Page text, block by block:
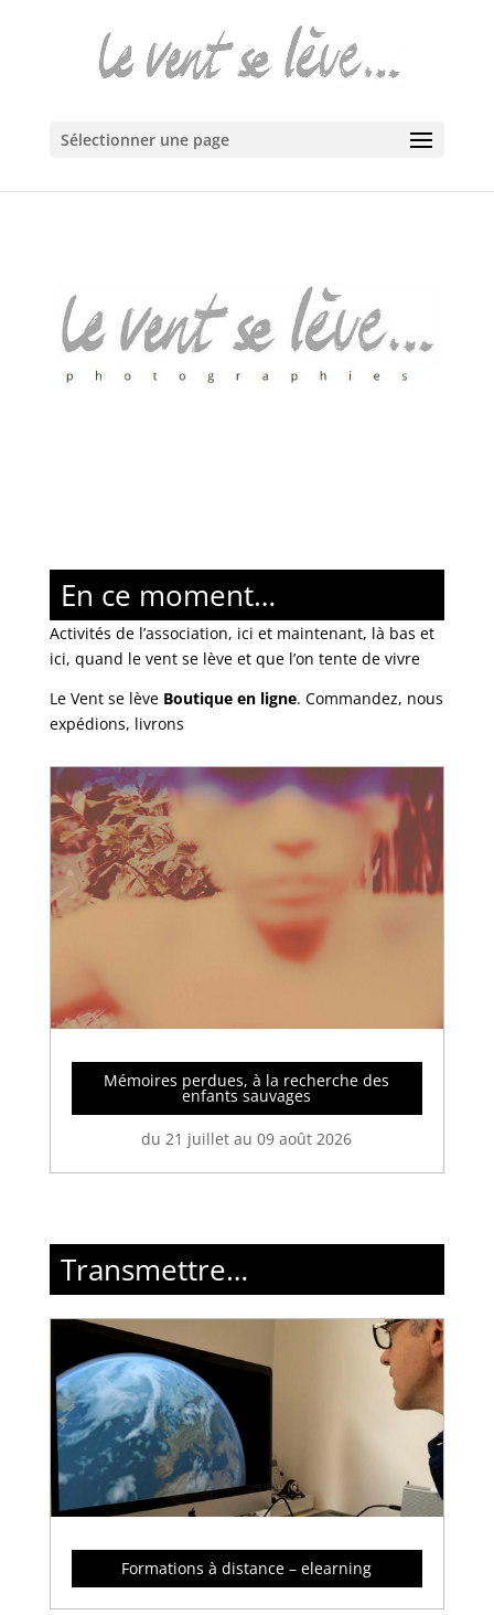
Sélectionner une page
En ce moment…
Activités de l’association, ici et maintenant, là bas et
ici, quand le vent se lève et que l’on tente de vivre
Le Vent se lève Boutique en ligne. Commandez, nous
expédions, livrons
Mémoires perdues, à la recherche des
enfants sauvages
du 21 juillet au 09 août 2026
Transmettre…
Formations à distance – elearning